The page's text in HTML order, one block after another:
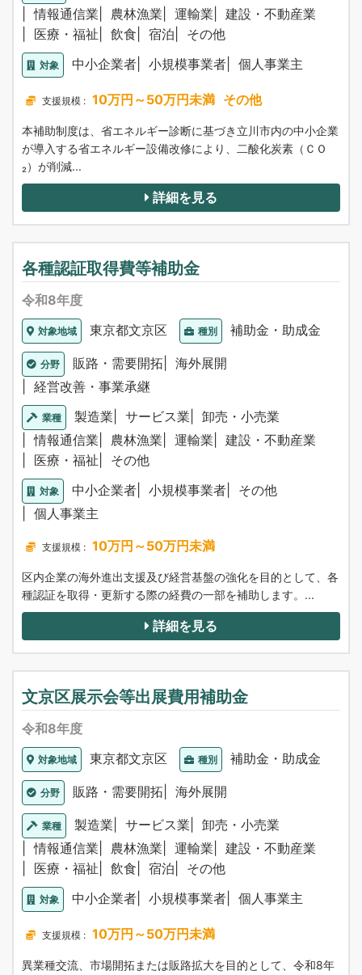
情報通信業
農林漁業 運輸業
建設・不動産業
医療・福祉
飲食 宿泊 その他
対象 中小企業者 小規模事業者 個人事業主
支援規模 : 10万円～50万円未満 その他
本補助制度は、省エネルギー診断に基づき立川市内の中小企業
が導入する省エネルギー設備改修により、二酸化炭素（ＣＯ
₂）が削減...
詳細を見る
各種認証取得費等補助金
令和8年度
対象地域 東京都文京区 種別 補助金・助成金
分野 販路・需要開拓
海外展開
経営改善・事業承継
業種 製造業 サービス業
卸売・小売業
情報通信業
農林漁業 運輸業
建設・不動産業
医療・福祉
その他
対象 中小企業者 小規模事業者
その他
個人事業主
支援規模 : 10万円～50万円未満
区内企業の海外進出支援及び経営基盤の強化を目的として、各
種認証を取得・更新する際の経費の一部を補助します。...
詳細を見る
文京区展示会等出展費用補助金
令和8年度
対象地域 東京都文京区 種別 補助金・助成金
分野 販路・需要開拓 海外展開
業種 製造業 サービス業
卸売・小売業
情報通信業
農林漁業 運輸業
建設・不動産業
医療・福祉
飲食 宿泊 その他
対象 中小企業者 小規模事業者 個人事業主
支援規模 : 10万円～50万円未満
異業種交流、市場開拓または販路拡大を目的として、令和8年